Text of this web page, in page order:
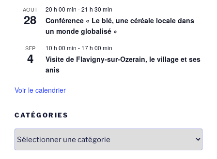
AOÛT
28
20 h 00 min -21 h 30 min
Conférence « Le blé, une céréale locale dans
un monde globalisé »
SEP
4
10 h 00 min - 17 h 00 min
Visite de Flavigny-sur-Ozerain, le village et ses
anis
Voir le calendrier
CATÉGORIES